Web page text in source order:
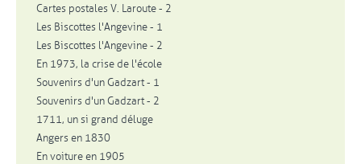
Cartes postales V. Laroute - 2
Les Biscottes l'Angevine - 1
Les Biscottes l'Angevine - 2
En 1973, la crise de l'école
Souvenirs d'un Gadzart - 1
Souvenirs d'un Gadzart - 2
1711, un si grand déluge
Angers en 1830
En voiture en 1905